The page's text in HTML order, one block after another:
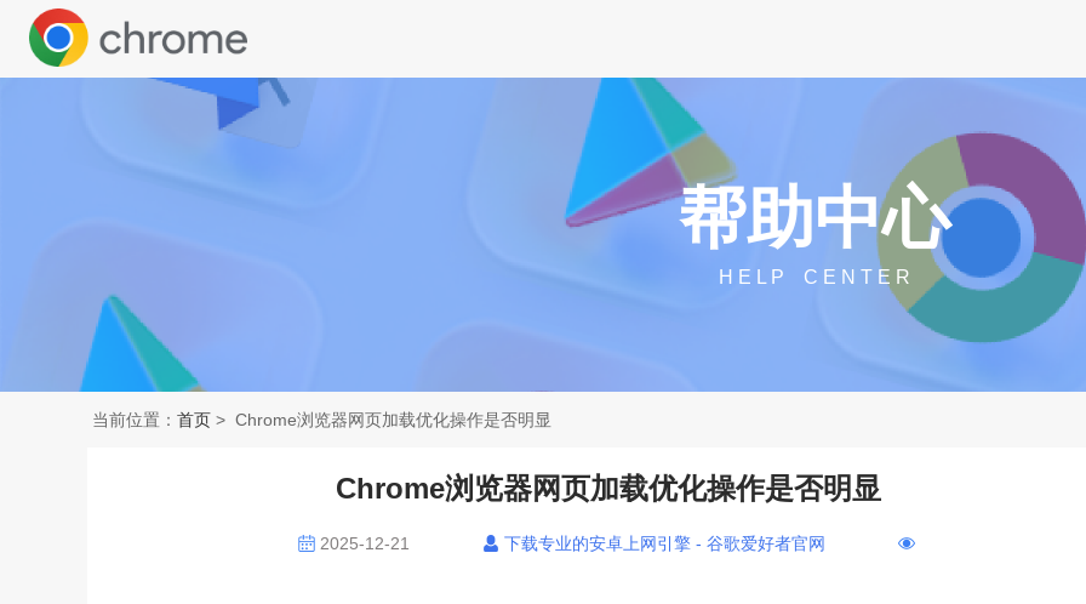
帮助中心
H E L P C E N T E R
当前位置： 首页 > Chrome浏览器网页加载优化操作是否明显
Chrome浏览器网页加载优化操作是否明显
2025-12-21 下载专业的安卓上网引擎 - 谷歌爱好者官网